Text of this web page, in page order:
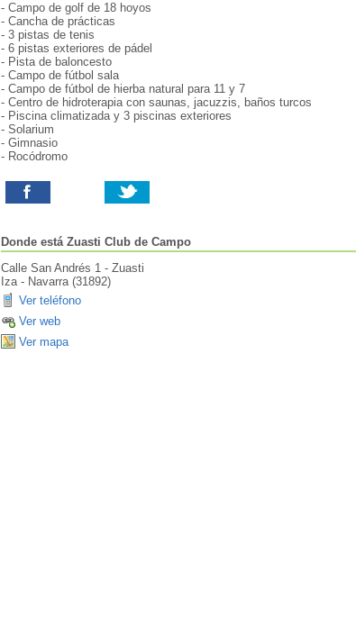
- Campo de golf de 18 hoyos
- Cancha de prácticas
- 3 pistas de tenis
- 6 pistas exteriores de pádel
- Pista de baloncesto
- Campo de fútbol sala
- Campo de fútbol de hierba natural para 11 y 7
- Centro de hidroterapia con saunas, jacuzzis, baños turcos
- Piscina climatizada y 3 piscinas exteriores
- Solarium
- Gimnasio
- Rocódromo
Donde está Zuasti Club de Campo
Calle San Andrés 1 - Zuasti
Iza- Navarra(31892)
Ver teléfono
Ver web
Ver mapa